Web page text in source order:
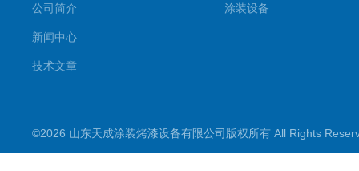
公司简介
新闻中心
技术文章
涂装设备
©2026 山东天成涂装烤漆设备有限公司版权所有 All Rights